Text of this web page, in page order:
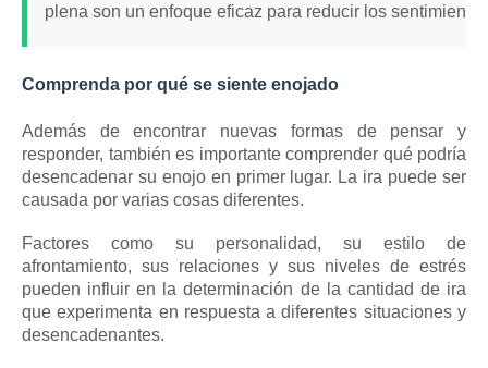
plena son un enfoque eficaz para reducir los
Comprenda por qué se siente enojado
Además de encontrar nuevas formas de pensar y
responder, también es importante comprender qué podría
desencadenar su enojo en primer lugar. La ira puede ser
causada por varias cosas diferentes.
Factores como su personalidad, su estilo de
afrontamiento, sus relaciones y sus niveles de estrés
pueden influir en la determinación de la cantidad de ira
que experimenta en respuesta a diferentes situaciones y
desencadenantes.